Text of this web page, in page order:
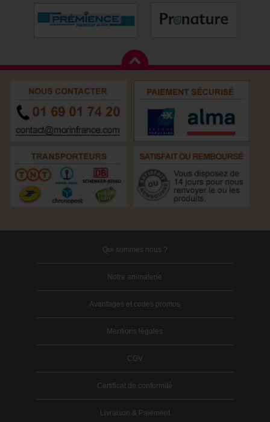
Qui sommes nous ?
Notre animalerie
Avantages et codes promos
Mentions légales
CGV
Certificat de conformité
Livraison & Paiement